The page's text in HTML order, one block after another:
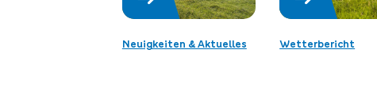
Neuigkeiten & Aktuelles Wetterbericht